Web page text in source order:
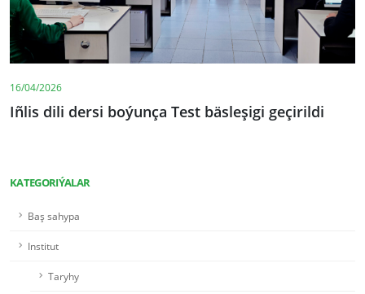
16/04/2026
Iñlis dili dersi boýunça Test bäsleşigi geçirildi
KATEGORIÝALAR
Baş sahypa
Institut
Taryhy